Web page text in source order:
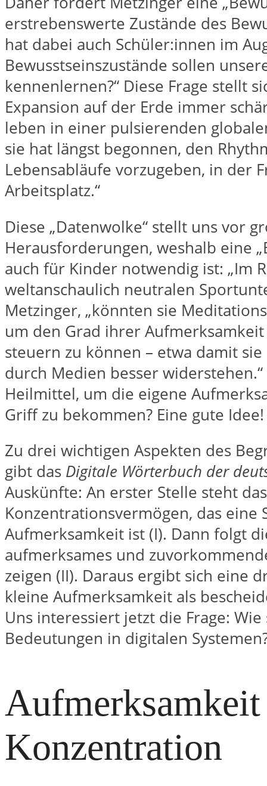
erstrebenswerte Zustände des
hat dabei auch Schüler:innen im
Bewusstseinszustände sollen
kennenlernen?“ Diese Frage stellt
Expansion auf der Erde immer
leben in einer pulsierenden
sie hat längst begonnen, den
Lebensabläufe vorzugeben, in der
Arbeitsplatz.“
Diese „Datenwolke“ stellt uns vor
Herausforderungen, weshalb eine
auch für Kinder notwendig ist: „Im
weltanschaulich neutralen
Metzinger, „könnten sie
um den Grad ihrer
steuern zu können – etwa damit
durch Medien besser
Heilmittel, um die eigene
Griff zu bekommen? Eine gute Idee!
Zu drei wichtigen Aspekten des
gibt das Digitale Wörterbuch der
Auskünfte: An erster Stelle steht das
Konzentrationsvermögen, das eine
Aufmerksamkeit ist (I). Dann folgt
aufmerksames und
zeigen (II). Daraus ergibt sich eine
kleine Aufmerksamkeit als
Uns interessiert jetzt die Frage:
Bedeutungen in digitalen
Konzentration